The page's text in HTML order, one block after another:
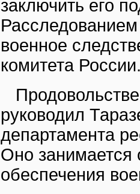
заключить его
военное
комитета
руководил
департамента
Оно занимается
обеспечения